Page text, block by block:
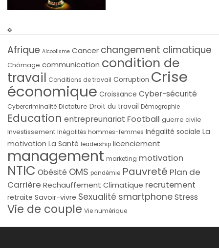
Afrique Alcoolisme Cancer changement climatique
Chômage communication condition de
travail Conditions de travail Corruption Crise
économique Croissance Cyber-sécurité
Cybercriminalité Dictature Droit du travail Démographie
Education entrepreunariat Football guerre civile
Investissement Inégalités hommes-femmes Inégalité sociale La
motivation La Santé leadership licenciement
management marketing motivation
NTIC Obésité OMS pandémie Pauvreté Plan de
Carrière Rechauffement Climatique recrutement
retraite Savoir-vivre Sexualité smartphoneStress
Vie de couple Vie numérique